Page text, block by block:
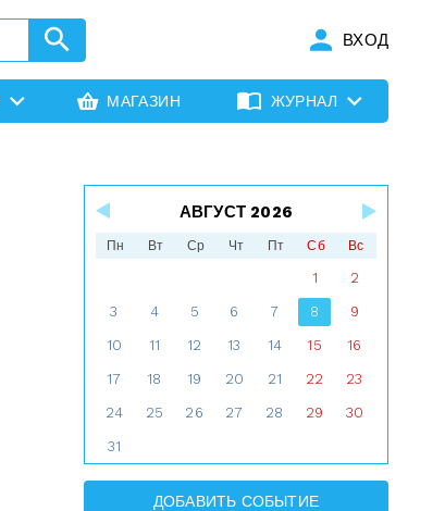
ВХОД
МАГАЗИН ЖУРНАЛ
АВГУСТ 2026
Пн Вт Ср Чт Пт Сб Вс
1 2
3 4 5 6 7 8 9
10 11 12 13 14 15 16
17 18 19 20 21 22 23
24 25 26 27 28 29 30
31
ДОБАВИТЬ СОБЫТИЕ